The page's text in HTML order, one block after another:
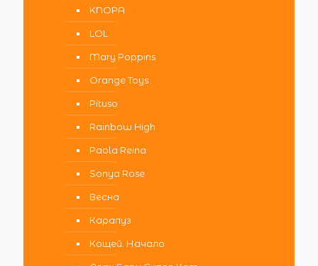
KNOPA
LOL
Mary Poppins
Orange Toys
Pituso
Rainbow High
Paola Reina
Sonya Rose
Весна
Карапуз
Кощей. Начало